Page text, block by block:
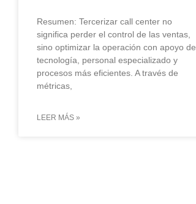
Resumen: Tercerizar call center no
significa perder el control de las ventas,
sino optimizar la operación con apoyo de
tecnología, personal especializado y
procesos más eficientes. A través de
métricas,
LEER MÁS »